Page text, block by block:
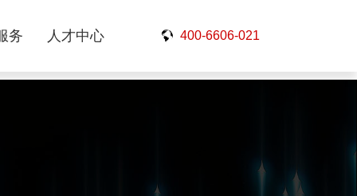
务 人才中心 400-6606-021